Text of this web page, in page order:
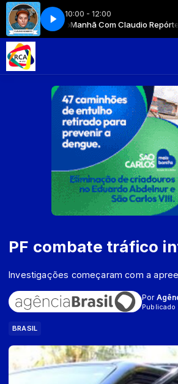
10:00 - 12:00
RobertoManhã Com Claudio Repórter com
PF combate tráfico
Investigações começaram com a
Por
Publicado
BRASIL